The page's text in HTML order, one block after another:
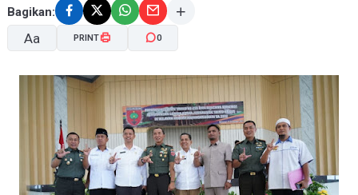
Bagikan:
Aa
A- A+
PRINT 0